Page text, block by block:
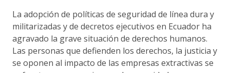
La adopción de políticas de seguridad de línea dura y
militarizadas y de decretos ejecutivos en Ecuador ha
agravado la grave situación de derechos humanos.
Las personas que defienden los derechos, la justicia y
se oponen al impacto de las empresas extractivas se